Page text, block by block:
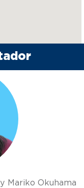
Mariko Okuhama